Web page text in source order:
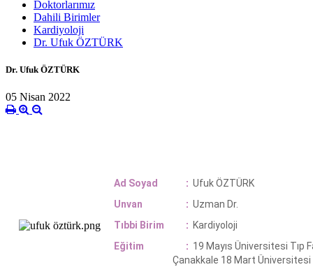
Doktorlarımız
Dahili Birimler
Kardiyoloji
Dr. Ufuk ÖZTÜRK
Dr. Ufuk ÖZTÜRK
05 Nisan 2022
Ad Soyad : Ufuk ÖZTÜRK
Unvan
: Uzman Dr.
Tıbbi Birim
: Kardiyoloji
Eğitim
: 19 Mayıs Üniversitesi Tıp
Çanakkale 18 Mart Üniversitesi Tıp